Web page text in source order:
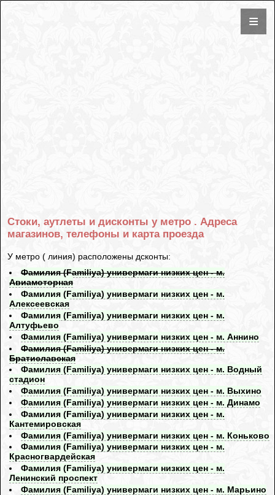
Стоки, аутлеты и дисконты у метро . Адреса
магазинов, телефоны и карта проезда
У метро ( линия) расположены дсконты:
Фамилия (Familiya) универмаги низких цен - м.
Авиамоторная
Фамилия (Familiya) универмаги низких цен - м.
Алексеевская
Фамилия (Familiya) универмаги низких цен - м.
Алтуфьево
Фамилия (Familiya) универмаги низких цен - м. Аннино
Фамилия (Familiya) универмаги низких цен - м.
Братиславская
Фамилия (Familiya) универмаги низких цен - м. Водный
стадион
Фамилия (Familiya) универмаги низких цен - м. Выхино
Фамилия (Familiya) универмаги низких цен - м. Динамо
Фамилия (Familiya) универмаги низких цен - м.
Кантемировская
Фамилия (Familiya) универмаги низких цен - м. Коньково
Фамилия (Familiya) универмаги низких цен - м.
Красногвардейская
Фамилия (Familiya) универмаги низких цен - м.
Ленинский проспект
Фамилия (Familiya) универмаги низких цен - м. Марьино